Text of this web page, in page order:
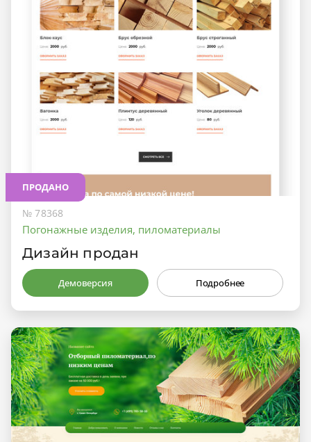
ПРОДАНО
№ 78368
Погонажные изделия, пиломатериалы
Дизайн продан
Демоверсия Подробнее